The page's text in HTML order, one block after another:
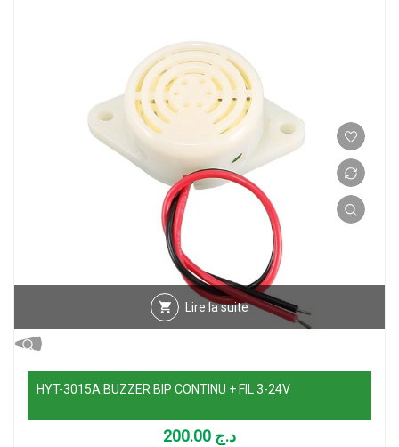
Lire la suite
HYT-3015A BUZZER BIP CONTINU + FIL 3-24V
د.ج